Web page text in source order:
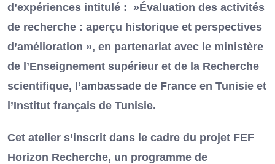
d’expériences intitulé : »Évaluation des activités
de recherche : aperçu historique et perspectives
d’amélioration », en partenariat avec le ministère
de l’Enseignement supérieur et de la Recherche
scientifique, l’ambassade de France en Tunisie et
l’Institut français de Tunisie.
Cet atelier s’inscrit dans le cadre du projet FEF
Horizon Recherche, un programme de